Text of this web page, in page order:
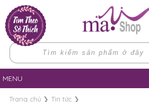
MENU
Trang chủ❯ Tin tức❯